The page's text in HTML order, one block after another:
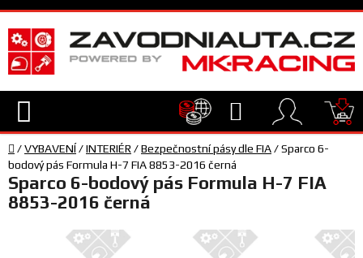
Přejít
na
obsah
Hledat
TECHNIKA
VYBAVENÍ
Domů
/VYBAVENÍ/INTERIÉR /Bezpečnostní pásy dle FIA/Sparco 6-
bodový pás Formula H-7 FIA 8853-2016 černá
Sparco 6-bodový pás Formula H-7 FIA
8853-2016 černá